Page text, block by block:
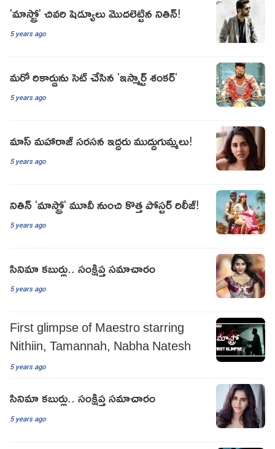
'మాస్ట్రో' చివరి షెడ్యూలు మొదలెట్టిన నితిన్!
5 years ago
మరో రికార్డును సెట్ చేసిన 'ఇస్మార్ట్ శంకర్'
5 years ago
మాస్ మహారాజ్ సరసన ఇద్దరు ముద్దుగుమ్మలు!
5 years ago
నితిన్ 'మాస్ట్రో' మూవీ నుంచి కొత్త పోస్టర్ రిలీజ్!
5 years ago
సినిమా కబుర్లు.. సంక్షిప్త సమాచారం
5 years ago
First glimpse of Maestro starring
Nithiin, Tamannah, Nabha Natesh
5 years ago
సినిమా కబుర్లు.. సంక్షిప్త సమాచారం
5 years ago